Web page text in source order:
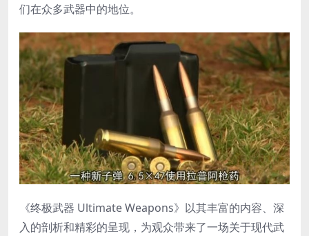
们在众多武器中的地位。
《终极武器 Ultimate Weapons》以其丰富的内容、深
入的剖析和精彩的呈现，为观众带来了一场关于现代武